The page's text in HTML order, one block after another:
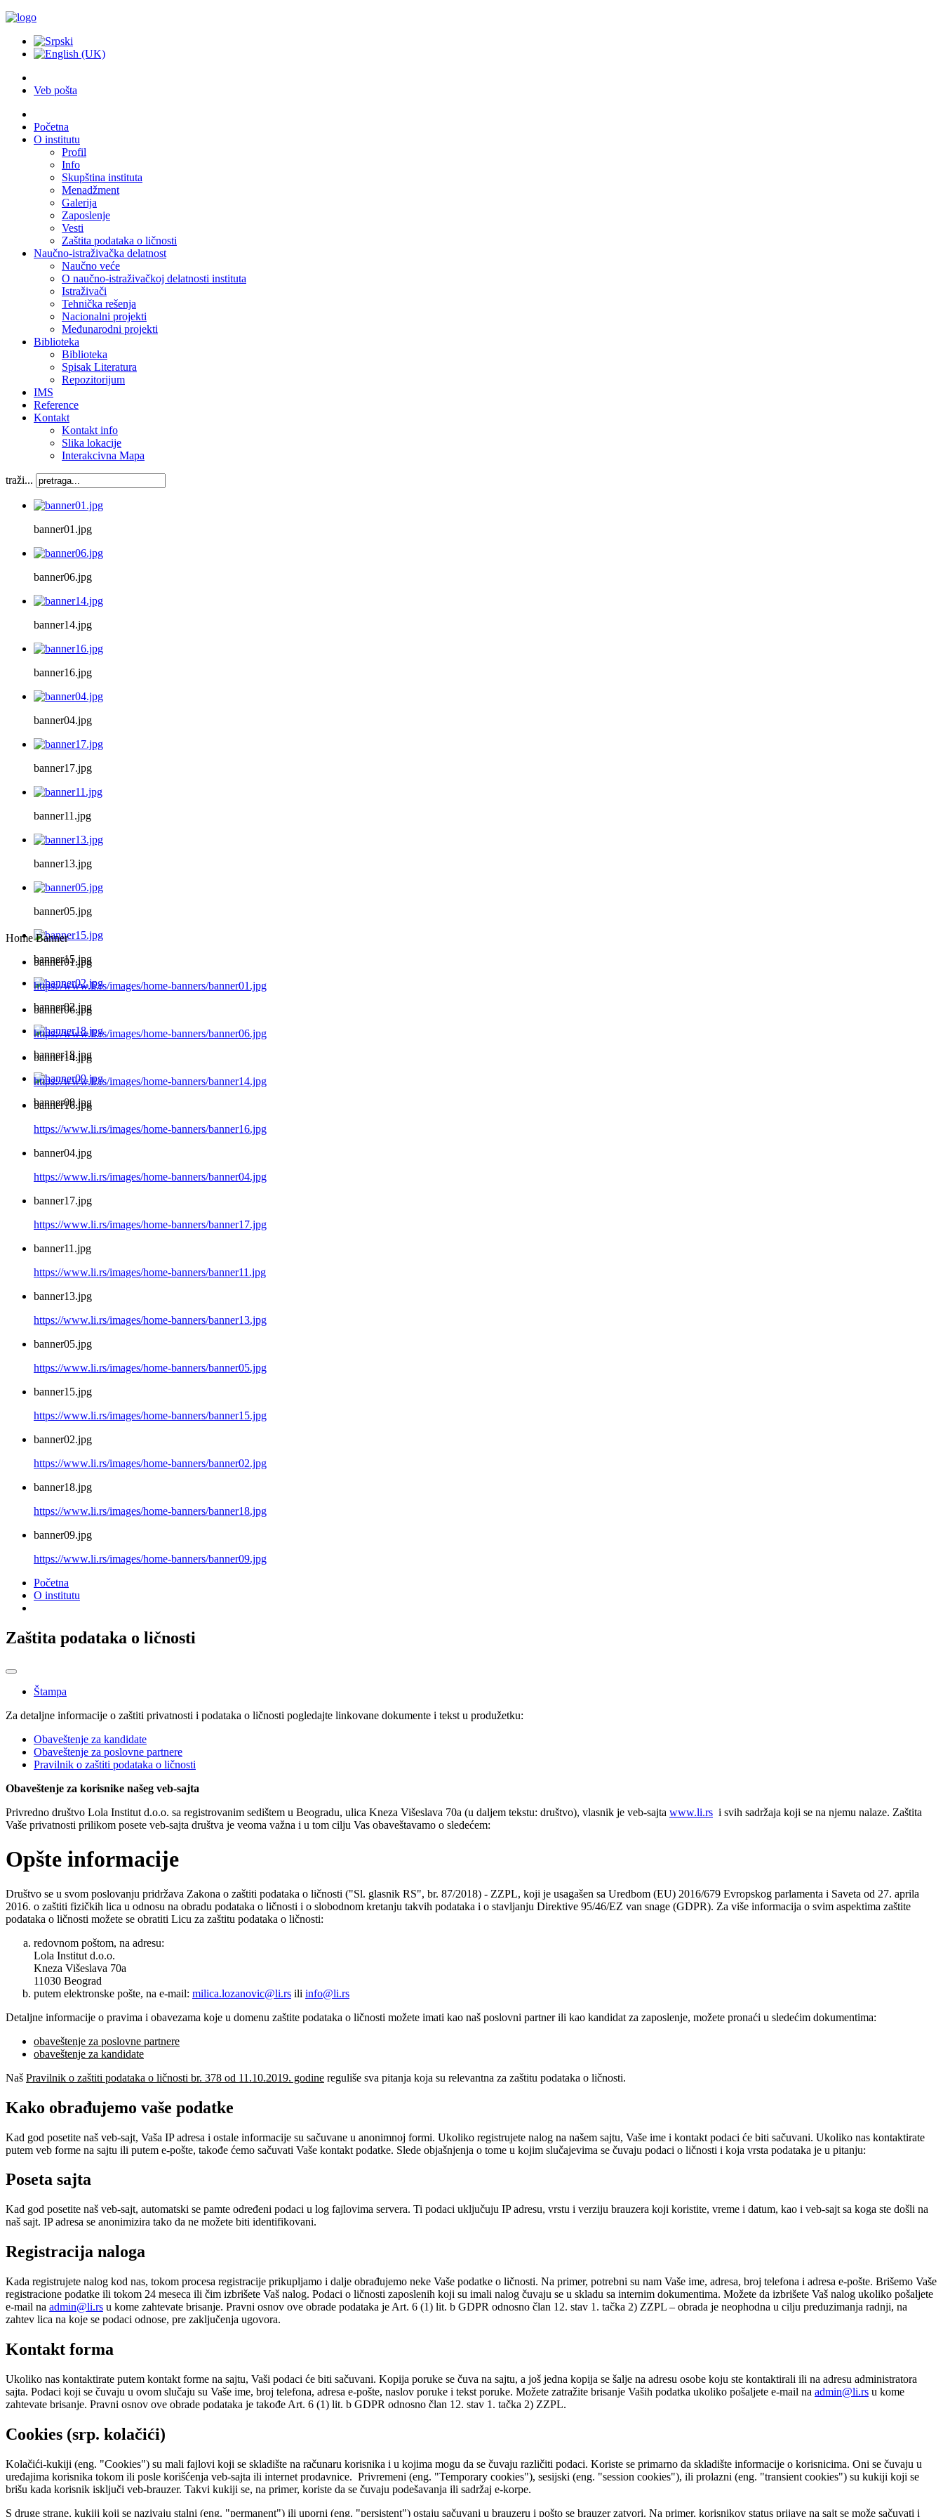
Veb pošta
Početna
O institutu
Profil
Info
Skupština instituta
Menadžment
Galerija
Zaposlenje
Vesti
Zaštita podataka o ličnosti
Naučno-istraživačka delatnost
Naučno veće
O naučno-istraživačkoj delatnosti instituta
Istraživači
Tehnička rešenja
Nacionalni projekti
Međunarodni projekti
Biblioteka
Biblioteka
Spisak Literatura
Repozitorijum
IMS
Reference
Kontakt
Kontakt info
Slika lokacije
Interakcivna Mapa
traži...
banner01.jpg
banner06.jpg
banner14.jpg
banner16.jpg
banner04.jpg
banner17.jpg
banner11.jpg
banner13.jpg
banner05.jpg
banner15.jpg
banner02.jpg
banner18.jpg
banner09.jpg
Home Banner
banner01.jpg
https://www.li.rs/images/home-banners/banner01.jpg
banner06.jpg
https://www.li.rs/images/home-banners/banner06.jpg
banner14.jpg
https://www.li.rs/images/home-banners/banner14.jpg
banner16.jpg
https://www.li.rs/images/home-banners/banner16.jpg
banner04.jpg
https://www.li.rs/images/home-banners/banner04.jpg
banner17.jpg
https://www.li.rs/images/home-banners/banner17.jpg
banner11.jpg
https://www.li.rs/images/home-banners/banner11.jpg
banner13.jpg
https://www.li.rs/images/home-banners/banner13.jpg
banner05.jpg
https://www.li.rs/images/home-banners/banner05.jpg
banner15.jpg
https://www.li.rs/images/home-banners/banner15.jpg
banner02.jpg
https://www.li.rs/images/home-banners/banner02.jpg
banner18.jpg
https://www.li.rs/images/home-banners/banner18.jpg
banner09.jpg
https://www.li.rs/images/home-banners/banner09.jpg
Početna
O institutu
Zaštita podataka o ličnosti
Štampa
Za detaljne informacije o zaštiti privatnosti i podataka o ličnosti pogledajte linkovane dokumente i tekst u produžetku:
Obaveštenje za kandidate
Obaveštenje za poslovne partnere
Pravilnik o zaštiti podataka o ličnosti
Obaveštenje za korisnike našeg veb-sajta
Privredno društvo Lola Institut d.o.o. sa registrovanim sedištem u Beogradu, ulica Kneza Višeslava 70a (u daljem tekstu: društvo), vlasnik je veb-sajta www.li.rs i svih sadržaja koji se na njemu nalaze. Zaštita
Vaše privatnosti prilikom posete veb-sajta društva je veoma važna i u tom cilju Vas obaveštavamo o sledećem:
Opšte informacije
Društvo se u svom poslovanju pridržava Zakona o zaštiti podataka o ličnosti ("Sl. glasnik RS", br. 87/2018) - ZZPL, koji je usagašen sa Uredbom (EU) 2016/679 Evropskog parlamenta i Saveta od 27. aprila
2016. o zaštiti fizičkih lica u odnosu na obradu podataka o ličnosti i o slobodnom kretanju takvih podataka i o stavljanju Direktive 95/46/EZ van snage (GDPR). Za više informacija o svim aspektima zaštite
podataka o ličnosti možete se obratiti Licu za zaštitu podataka o ličnosti:
redovnom poštom, na adresu:
Lola Institut d.o.o.
Kneza Višeslava 70a
11030 Beograd
putem elektronske pošte, na e-mail: milica.lozanovic@li.rs ili info@li.rs
Detaljne informacije o pravima i obavezama koje u domenu zaštite podataka o ličnosti možete imati kao naš poslovni partner ili kao kandidat za zaposlenje, možete pronaći u sledećim dokumentima:
obaveštenje za poslovne partnere
obaveštenje za kandidate
Naš Pravilnik o zaštiti podataka o ličnosti br. 378 od 11.10.2019. godine reguliše sva pitanja koja su relevantna za zaštitu podataka o ličnosti.
Kako obrađujemo vaše podatke
Kad god posetite naš veb-sajt, Vaša IP adresa i ostale informacije su sačuvane u anonimnoj formi. Ukoliko registrujete nalog na našem sajtu, Vaše ime i kontakt podaci će biti sačuvani. Ukoliko nas kontaktirate
putem veb forme na sajtu ili putem e-pošte, takođe ćemo sačuvati Vaše kontakt podatke. Slede objašnjenja o tome u kojim slučajevima se čuvaju podaci o ličnosti i koja vrsta podataka je u pitanju:
Poseta sajta
Kad god posetite naš veb-sajt, automatski se pamte određeni podaci u log fajlovima servera. Ti podaci uključuju IP adresu, vrstu i verziju brauzera koji koristite, vreme i datum, kao i veb-sajt sa koga ste došli na
naš sajt. IP adresa se anonimizira tako da ne možete biti identifikovani.
Registracija naloga
Kada registrujete nalog kod nas, tokom procesa registracije prikupljamo i dalje obrađujemo neke Vaše podatke o ličnosti. Na primer, potrebni su nam Vaše ime, adresa, broj telefona i adresa e-pošte. Brišemo Vaše
registracione podatke ili tokom 24 meseca ili čim izbrišete Vaš nalog. Podaci o ličnosti zaposlenih koji su imali nalog čuvaju se u skladu sa internim dokumentima. Možete da izbrišete Vaš nalog ukoliko pošaljete
e-mail na admin@li.rs u kome zahtevate brisanje. Pravni osnov ove obrade podataka je Art. 6 (1) lit. b GDPR odnosno član 12. stav 1. tačka 2) ZZPL – obrada je neophodna u cilju preduzimanja radnji, na
zahtev lica na koje se podaci odnose, pre zaključenja ugovora.
Kontakt forma
Ukoliko nas kontaktirate putem kontakt forme na sajtu, Vaši podaci će biti sačuvani. Kopija poruke se čuva na sajtu, a još jedna kopija se šalje na adresu osobe koju ste kontaktirali ili na adresu administratora
sajta. Podaci koji se čuvaju u ovom slučaju su Vaše ime, broj telefona, adresa e-pošte, naslov poruke i tekst poruke. Možete zatražite brisanje Vaših podatka ukoliko pošaljete e-mail na admin@li.rs u kome
zahtevate brisanje. Pravni osnov ove obrade podataka je takođe Art. 6 (1) lit. b GDPR odnosno član 12. stav 1. tačka 2) ZZPL.
Cookies (srp. kolačići)
Kolačići-kukiji (eng. "Cookies") su mali fajlovi koji se skladište na računaru korisnika i u kojima mogu da se čuvaju različiti podaci. Koriste se primarno da skladište informacije o korisnicima. Oni se čuvaju u
uređajima korisnika tokom ili posle korišćenja veb-sajta ili internet prodavnice. Privremeni (eng. "Temporary cookies"), sesijski (eng. "session cookies"), ili prolazni (eng. "transient cookies") su kukiji koji se
brišu kada korisnik isključi veb-brauzer. Takvi kukiji se, na primer, koriste da se čuvaju podešavanja ili sadržaj e-korpe.
S druge strane, kukiji koji se nazivaju stalni (eng. "permanent") ili uporni (eng. "persistent") ostaju sačuvani u brauzeru i pošto se brauzer zatvori. Na primer, korisnikov status prijave na sajt se može sačuvati i